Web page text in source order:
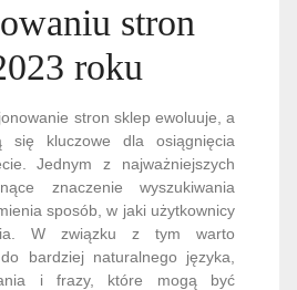
stron
roku
stron sklep ewoluuje, a
się kluczowe dla osiągnięcia
Jednym z najważniejszych
znaczenie wyszukiwania
sposób, w jaki użytkownicy
W związku z tym warto
bardziej naturalnego języka,
i frazy, które mogą być